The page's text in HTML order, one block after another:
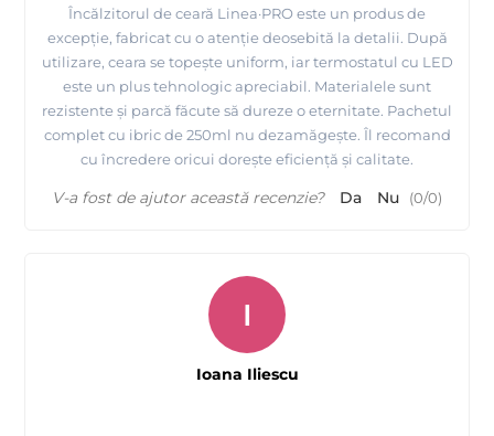
Încălzitorul de ceară Linea·PRO este un produs de
excepție, fabricat cu o atenție deosebită la detalii. După
utilizare, ceara se topește uniform, iar termostatul cu LED
este un plus tehnologic apreciabil. Materialele sunt
rezistente și parcă făcute să dureze o eternitate. Pachetul
complet cu ibric de 250ml nu dezamăgește. Îl recomand
cu încredere oricui dorește eficiență și calitate.
V-a fost de ajutor această recenzie? Da Nu (0/0)
I
Ioana Iliescu